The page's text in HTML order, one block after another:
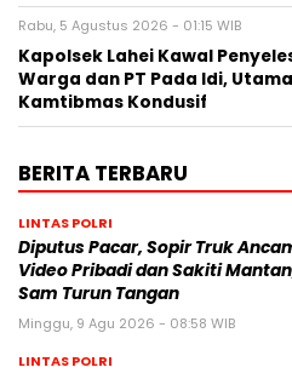
Rabu, 5 Agustus 2026 - 01:15 WIB
Kapolsek Lahei Kawal
Warga dan PT Pada Idi,
Kamtibmas Kondusif
BERITA TERBARU
LINTAS POLRI
Diputus Pacar, Sopir Truk
Video Pribadi dan Sakiti
Sam Turun Tangan
Minggu, 9 Agu 2026 - 08:58 WIB
LINTAS POLRI